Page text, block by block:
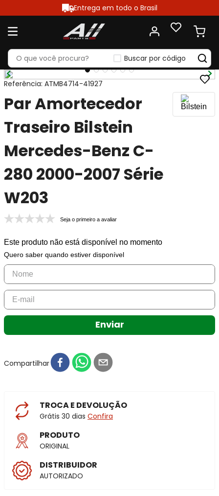
Entrega em todo o Brasil
Buscar por código
Referência: ATMB4714-41927
Par Amortecedor
Traseiro Bilstein
Mercedes-Benz C-
280 2000-2007 Série
W203
Seja o primeiro a avaliar
Este produto não está disponível no momento
Quero saber quando estiver disponível
Enviar
Compartilhar
TROCA E DEVOLUÇÃO
Grátis 30 dias Confira
PRODUTO
ORIGINAL
DISTRIBUIDOR
AUTORIZADO